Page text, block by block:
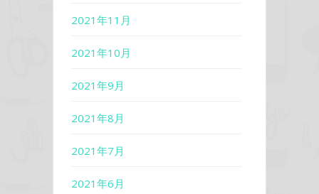
2021年11月
2021年10月
2021年9月
2021年8月
2021年7月
2021年6月